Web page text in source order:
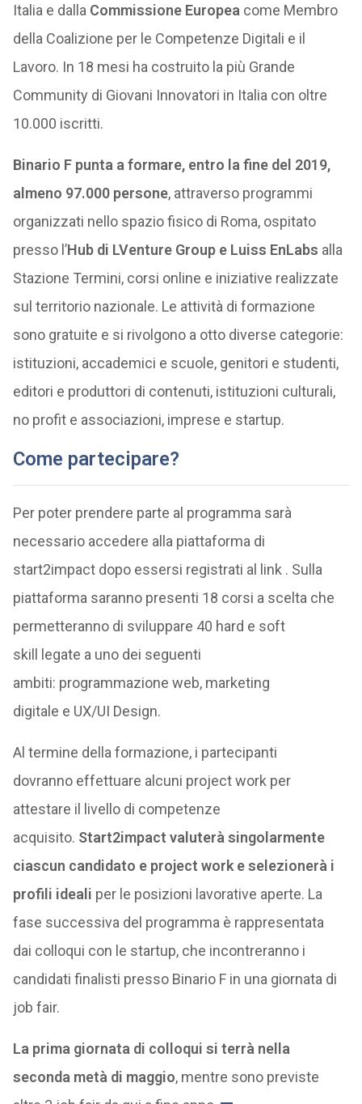
Italia e dalla Commissione Europea come Membro
della Coalizione per le Competenze Digitali e il
Lavoro. In 18 mesi ha costruito la più Grande
Community di Giovani Innovatori in Italia con oltre
10.000 iscritti.
Binario F punta a formare, entro la fine del 2019,
almeno 97.000 persone, attraverso programmi
organizzati nello spazio fisico di Roma, ospitato
presso l’Hub di LVenture Group e Luiss EnLabs alla
Stazione Termini, corsi online e iniziative realizzate
sul territorio nazionale. Le attività di formazione
sono gratuite e si rivolgono a otto diverse categorie:
istituzioni, accademici e scuole, genitori e studenti,
editori e produttori di contenuti, istituzioni culturali,
no profit e associazioni, imprese e startup.
Come partecipare?
Per poter prendere parte al programma sarà
necessario accedere alla piattaforma di
start2impact dopo essersi registrati al link . Sulla
piattaforma saranno presenti 18 corsi a scelta che
permetteranno di sviluppare 40 hard e soft
skill legate a uno dei seguenti
ambiti: programmazione web, marketing
digitale e UX/UI Design.
Al termine della formazione, i partecipanti
dovranno effettuare alcuni project work per
attestare il livello di competenze
acquisito. Start2impact valuterà singolarmente
ciascun candidato e project work e selezionerà i
profili ideali per le posizioni lavorative aperte. La
fase successiva del programma è rappresentata
dai colloqui con le startup, che incontreranno i
candidati finalisti presso Binario F in una giornata di
job fair.
La prima giornata di colloqui si terrà nella
seconda metà di maggio, mentre sono previste